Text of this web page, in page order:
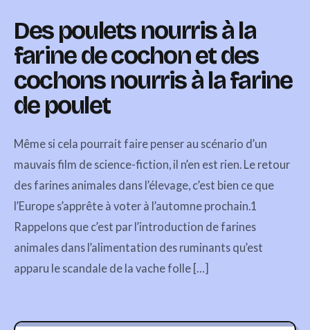
Des poulets nourris à la
farine de cochon et des
cochons nourris à la farine
de poulet
Même si cela pourrait faire penser au scénario d’un
mauvais film de science-fiction, il n’en est rien. Le retour
des farines animales dans l’élevage, c’est bien ce que
l’Europe s’apprête à voter à l’automne prochain.1
Rappelons que c’est par l’introduction de farines
animales dans l’alimentation des ruminants qu’est
apparu le scandale de la vache folle […]